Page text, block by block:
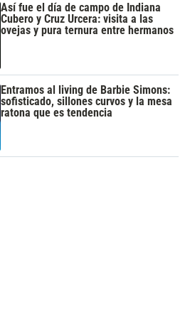
Así fue el día de campo de Indiana
Cubero y Cruz Urcera: visita a las
ovejas y pura ternura entre hermanos
Entramos al living de Barbie Simons:
sofisticado, sillones curvos y la mesa
ratona que es tendencia